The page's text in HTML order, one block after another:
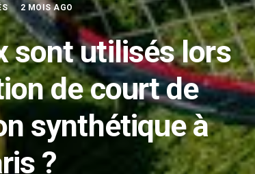
2 MOIS AGO
sont utilisés lors
de court de
synthétique à
?